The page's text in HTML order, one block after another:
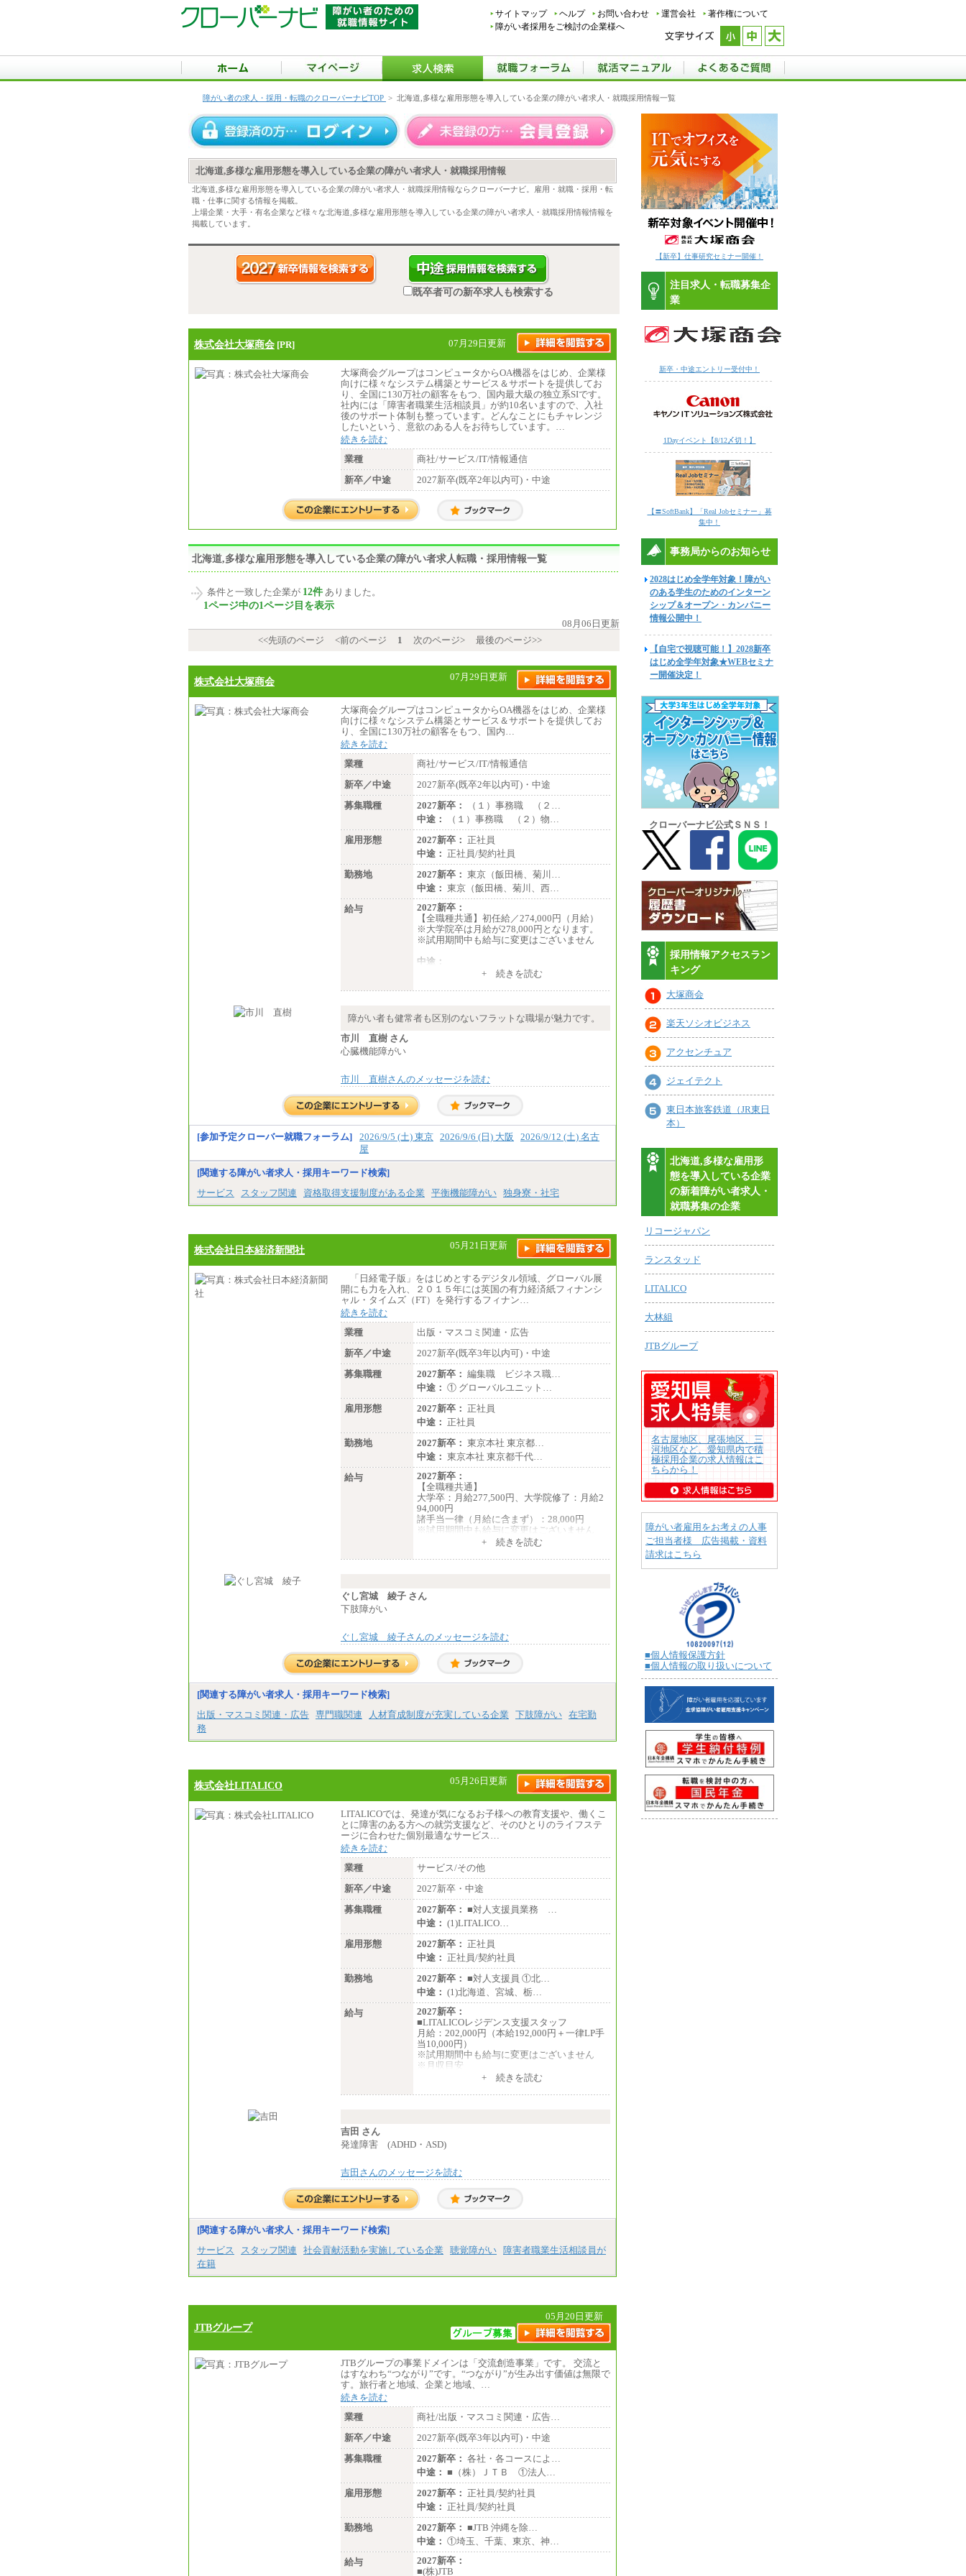
サイトマップ ヘルプ お問い合わせ 運営会社
著作権について
障がい者採用をご検討の企業様へ
障がい者の求人・採用・転職のクローバーナビTOP > 北海道,多様な雇用形態を導入している企業の障がい者求人・就職採用情報一覧
北海道,多様な雇用形態を導入している企業の障がい者求人・就職採用情報
北海道,多様な雇用形態を導入している企業の障がい者求人・就職採用情報ならクローバーナビ。雇用・就職・採用・転
職・仕事に関する情報を掲載。
上場企業・大手・有名企業など様々な北海道,多様な雇用形態を導入している企業の障がい者求人・就職採用情報情報を
掲載しています。
既卒者可の新卒求人も検索する
株式会社大塚商会 [PR] 07月29日更新
大塚商会グループはコンピュータからOA機器をはじめ、企業様
向けに様々なシステム構築とサービス＆サポートを提供してお
り、全国に130万社の顧客をもつ、国内最大級の独立系SIです。
社内には「障害者職業生活相談員」が約10名いますので、入社
後のサポート体制も整っています。どんなことにもチャレンジ
したいという、意欲のある人をお待ちしています。…
続きを読む
業種
商社/サービス/IT/情報通信
新卒／中途
2027新卒(既卒2年以内可)・中途
北海道,多様な雇用形態を導入している企業の障がい者求人転職・採用情報一覧
条件と一致した企業が 12件 ありました。
1ページ中の1ページ目を表示
08月06日更新
<<先頭のページ
<前のページ 1 次のページ> 最後のページ>>
株式会社大塚商会 07月29日更新
大塚商会グループはコンピュータからOA機器をはじめ、企業様
向けに様々なシステム構築とサービス＆サポートを提供してお
り、全国に130万社の顧客をもつ、国内…
続きを読む
業種
商社/サービス/IT/情報通信
新卒／中途
2027新卒(既卒2年以内可)・中途
募集職種
2027新卒：
（１）事務職 （２…
中途：
（１）事務職 （２）物…
雇用形態
2027新卒： 正社員
中途： 正社員/契約社員
勤務地
2027新卒： 東京（飯田橋、菊川…
中途： 東京（飯田橋、菊川、西…
給与
2027新卒：
【全職種共通】初任給／274,000円（月給）
※大学院卒は月給が278,000円となります。
※試用期間中も給与に変更はございません
中途：
（１）～（４）274,000円（月給）～
（５）235,000円（月給）～
※経験・年齢などを考慮のうえ、当社規程に
※業務内容・勤務形態に応じて、上記給与の
範囲内でご相談をさせていただく事がありま
+ 続きを読む
障がい者も健常者も区別のないフラットな職場が魅力です。
市川 直樹 さん
心臓機能障がい
市川 直樹さんのメッセージを読む
[参加予定クローバー就職フォーラム] 2026/9/5 (土) 東京 2026/9/6 (日) 大阪
2026/9/12 (土) 名古
屋
[関連する障がい者求人・採用キーワード検索]
サービス
スタッフ関連 資格取得支援制度がある企業 平衡機能障がい 独身寮・社宅
株式会社日本経済新聞社 05月21日更新
「日経電子版」をはじめとするデジタル領域、グローバル展
開にも力を入れ、２０１５年には英国の有力経済紙フィナンシ
ャル・タイムズ（FT）を発行するフィナン…
続きを読む
業種
出版・マスコミ関連・広告
新卒／中途
2027新卒(既卒3年以内可)・中途
募集職種
2027新卒： 編集職 ビジネス職…
中途： ① グローバルユニット…
雇用形態
2027新卒： 正社員
中途： 正社員
勤務地
2027新卒： 東京本社 東京都…
中途： 東京本社 東京都千代…
給与
2027新卒：
【全職種共通】
大学卒：月給277,500円、大学院修了：月給2
94,000円
諸手当一律（月給に含まず）：28,000円
※試用期間中も給与に変更はございません
月給370,000円～
※試用期間中も給与に変更はございません。
+ 続きを読む
ぐし宮城 綾子 さん
下肢障がい
ぐし宮城 綾子さんのメッセージを読む
[関連する障がい者求人・採用キーワード検索]
出版・マスコミ関連・広告 専門職関連 人材育成制度が充実している企業 下肢障がい 在宅勤
務
株式会社LITALICO 05月26日更新
LITALICOでは、発達が気になるお子様への教育支援や、働くこ
とに障害のある方への就労支援など、そのひとりのライフステ
ージに合わせた個別最適なサービス…
続きを読む
業種
サービス/その他
新卒／中途
2027新卒・中途
募集職種
2027新卒： ■対人支援員業務 …
中途： (1)LITALICO…
雇用形態
2027新卒： 正社員
中途： 正社員/契約社員
勤務地
2027新卒： ■対人支援員 ①北…
中途： (1)北海道、宮城、栃…
給与
2027新卒：
■LITALICOレジデンス支援スタッフ
月給：202,000円（本給192,000円＋一律LP手
当10,000円）
※試用期間中も給与に変更はございません
※月収目安
月給：202,000円
夜勤手当：28,000円（月4回）※1回7,000
円、実際の夜勤回数により変動
計：250,000円
月給：25万3,400円～
※固定残業代20時間分を手当に含む(33,900円
～)
※20時間を超過した場合は別途支給
※試用期間中も給与に変更はございません
※固定残業代20時間分を手当に含む(33,900円
※試用期間中も給与に変更はございません
+ 続きを読む
吉田 さん
発達障害 (ADHD・ASD)
吉田さんのメッセージを読む
[関連する障がい者求人・採用キーワード検索]
サービス
スタッフ関連 社会貢献活動を実施している企業 聴覚障がい
障害者職業生活相談員が
在籍
JTBグループ
05月20日更新
JTBグループの事業ドメインは「交流創造事業」です。 交流と
はすなわち“つながり”です。“つながり”が生み出す価値は無限で
す。旅行者と地域、企業と地域、…
続きを読む
業種
商社/出版・マスコミ関連・広告…
新卒／中途
2027新卒(既卒3年以内可)・中途
募集職種
2027新卒： 各社・各コースによ…
中途： ■（株）ＪＴＢ ①法人…
雇用形態
2027新卒： 正社員/契約社員
中途： 正社員/契約社員
勤務地
2027新卒： ■JTB 沖縄を除…
中途： ①埼玉、千葉、東京、神…
給与
2027新卒：
■(株)JTB
【新卒】仕事研究セミナー開催！
注目求人・転職募集企
業
新卒・中途エントリー受付中！
1Dayイベント【8/12〆切！】
【〓SoftBank】「Real Jobセミナー」募
集中！
事務局からのお知らせ
2028はじめ全学年対象！障がい
のある学生のためのインターン
シップ＆オープン・カンパニー
情報公開中！
【自宅で視聴可能！】2028新卒
はじめ全学年対象★WEBセミナ
ー開催決定！
クローバーナビ公式ＳＮＳ！
採用情報アクセスラン
キング
大塚商会
楽天ソシオビジネス
アクセンチュア
ジェイテクト
東日本旅客鉄道（JR東日
本）
北海道,多様な雇用形
態を導入している企業
の新着障がい者求人・
就職募集の企業
リコージャパン
ランスタッド
LITALICO
大林組
JTBグループ
名古屋地区、尾張地区、三
河地区など、愛知県内で積
極採用企業の求人情報はこ
ちらから！
障がい者雇用をお考えの人事
ご担当者様 広告掲載・資料
請求はこちら
■個人情報保護方針
■個人情報の取り扱いについて